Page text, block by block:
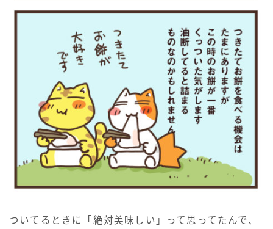
ついてるときに「絶対美味しい」って思ってたんで、